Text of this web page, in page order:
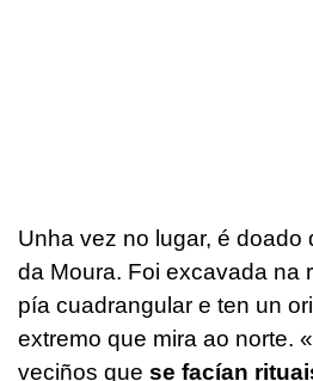
Unha vez no lugar, é doado
da Moura. Foi excavada na
pía cuadrangular e ten un
extremo que mira ao norte.
veciños que se facían